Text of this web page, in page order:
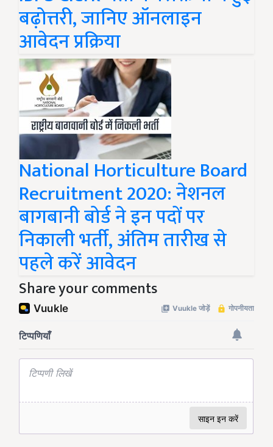
बढ़ोत्तरी, जानिए ऑनलाइन
आवेदन प्रक्रिया
National Horticulture Board
Recruitment 2020: नेशनल
बागबानी बोर्ड ने इन पदों पर
निकाली भर्ती, अंतिम तारीख से
पहले करें आवेदन
Share your comments